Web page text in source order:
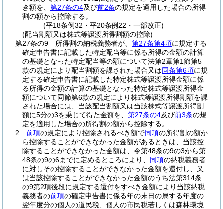
き額を、 第27条の4及び前2条の規定を適用した場合の所得
割の額から控除する。
(平18条例32・平20条例22・一部改正)
(配当割額又は株式等譲渡所得割額の控除)
第27条の9
所得割の納税義務者が、 第27条第4項に規定する
確定申告書に記載した特定配当等に係る所得の金額の計算
の基礎となった特定配当等の額について法第2章第1節第5
款の規定により配当割額を課された場合又は同条第6項に規
定する確定申告書に記載した特定株式等譲渡所得金額に係
る所得の金額の計算の基礎となった特定株式等譲渡所得金
額について同節第6款の規定により株式等譲渡所得割額を課
された場合には、当該配当割額又は当該株式等譲渡所得割
額に5分の3を乗じて得た金額を、 第27条の4及び前3条の規
定を適用した場合の所得割の額から控除する。
2
前項の規定により控除されるべき額で同項の所得割の額か
ら控除することができなかった金額があるときは、当該控
除することができなかった金額は、令第48条の9の3から第
48条の9の6までに定めるところにより、 同項の納税義務者
に対しその控除することができなかった金額を還付し、又
は当該控除することができなかった金額のうち法第314条
の9第2項後段に規定する還付をすべき金額により当該納税
義務者の前項の確定申告書に係る年の末日の属する年度の
翌年度分の個人の道民税、個人の市民税若しくは森林環境